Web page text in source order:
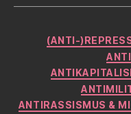
(ANTI-
ANTIRASSISMUS &